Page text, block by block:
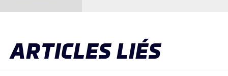
ARTICLES LIÉS